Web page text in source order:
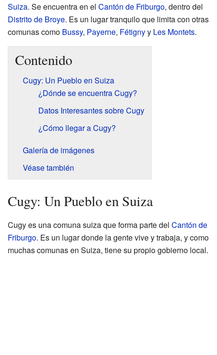
Suiza. Se encuentra en el Cantón de Friburgo, dentro del
Distrito de Broye. Es un lugar tranquilo que limita con otras
comunas como Bussy, Payerne, Fétignyy Les Montets.
Contenido
Cugy: Un Pueblo en Suiza
¿Dónde se encuentra Cugy?
Datos Interesantes sobre Cugy
¿Cómo llegar a Cugy?
Galería de imágenes
Véase también
Cugy: Un Pueblo en Suiza
Cugy es una comuna suiza que forma parte del Cantón de
Friburgo. Es un lugar donde la gente vive y trabaja, y como
muchas comunas en Suiza, tiene su propio gobierno local.